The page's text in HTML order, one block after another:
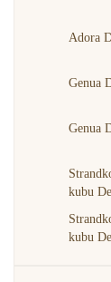
Adora
Genua
Genua
kubu
kubu